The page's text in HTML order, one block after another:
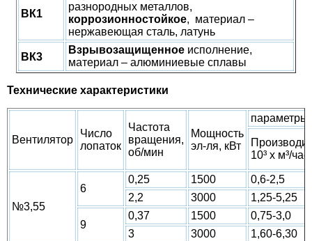
ВК1
разнородных металлов,
коррозионностойкое, материал –
нержавеющая сталь, латунь
ВК3
Взрывозащищенноеисполнение,
материал – алюминиевые сплавы
Технические характеристики
Вентилятор
Число
лопаток
Частота
вращения,
об/мин
Мощность
эл-ля, кВт
параметры
10³ х м³/час
№3,55
6
0,25 1500
0,6-2,5
2,2
3000 1,25-5,25
9
0,37 1500
0,75-3,0
3
3000 1,60-6,30